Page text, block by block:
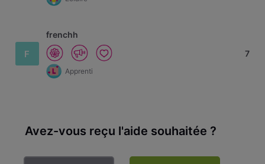
F
frenchh
Apprenti
7
Avez-vous reçu l'aide souhaitée ?